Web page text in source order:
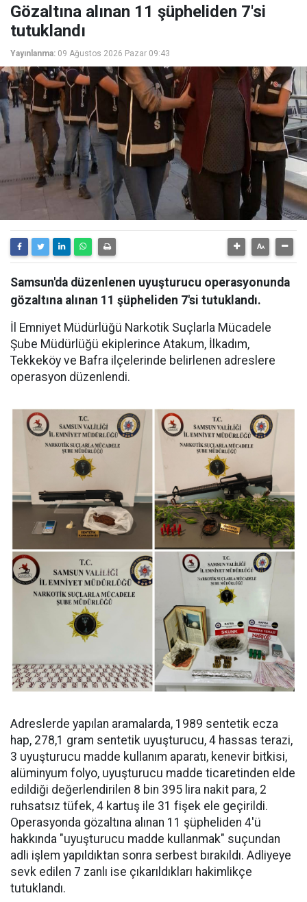
Gözaltına alınan 11 şüpheliden 7'si
tutuklandı
Yayınlanma: 09 Ağustos 2026 Pazar 09:43
Samsun'da düzenlenen uyuşturucu operasyonunda
gözaltına alınan 11 şüpheliden 7'si tutuklandı.
İl Emniyet Müdürlüğü Narkotik Suçlarla Mücadele
Şube Müdürlüğü ekiplerince Atakum, İlkadım,
Tekkeköy ve Bafra ilçelerinde belirlenen adreslere
operasyon düzenlendi.
Adreslerde yapılan aramalarda, 1989 sentetik ecza
hap, 278,1 gram sentetik uyuşturucu, 4 hassas terazi,
3 uyuşturucu madde kullanım aparatı, kenevir bitkisi,
alüminyum folyo, uyuşturucu madde ticaretinden elde
edildiği değerlendirilen 8 bin 395 lira nakit para, 2
ruhsatsız tüfek, 4 kartuş ile 31 fişek ele geçirildi.
Operasyonda gözaltına alınan 11 şüpheliden 4'ü
hakkında "uyuşturucu madde kullanmak" suçundan
adli işlem yapıldıktan sonra serbest bırakıldı. Adliyeye
sevk edilen 7 zanlı ise çıkarıldıkları hakimlikçe
tutuklandı.